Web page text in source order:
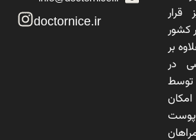
قرار
کشور
بر
در
پوست
doctornice.ir